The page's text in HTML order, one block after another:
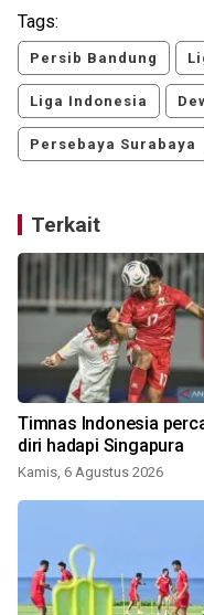
Tags:
Persib Bandung
Liga Indonesia
Persebaya Surabaya
Terkait
Timnas Indonesia
diri hadapi Singapura
Kamis, 6 Agustus 2026